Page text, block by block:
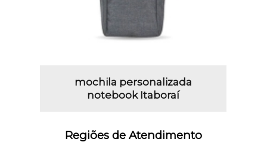
mochila personalizada
notebook Itaboraí
Regiões de Atendimento